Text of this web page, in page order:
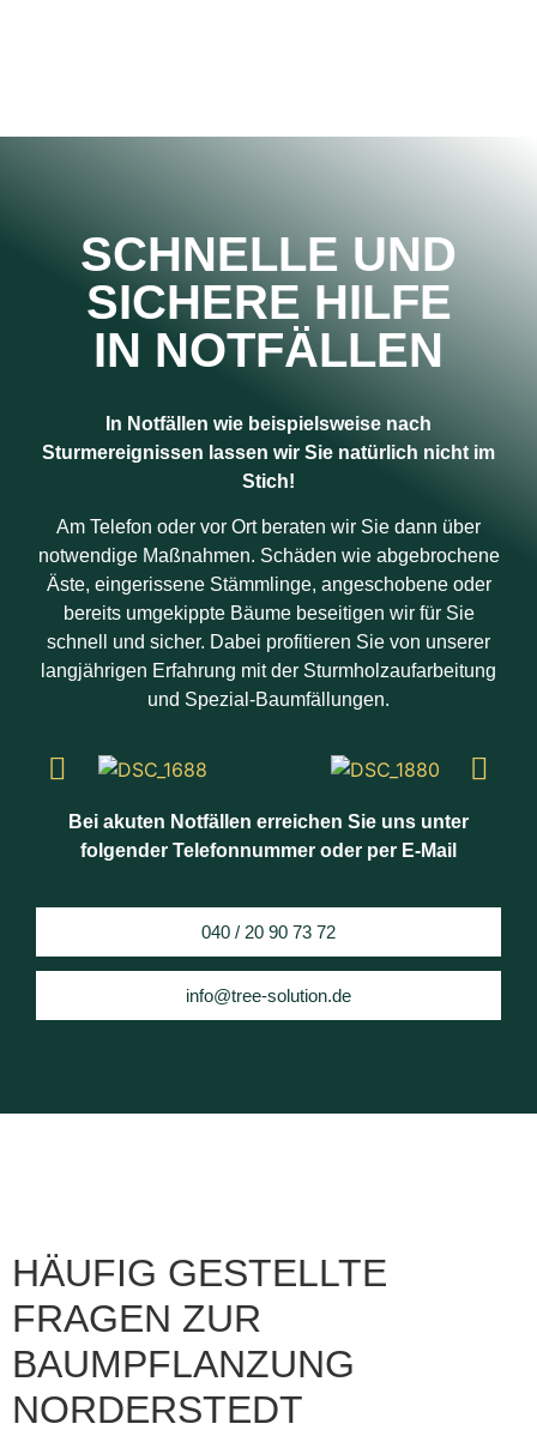
SCHNELLE UND
SICHERE HILFE
IN NOTFÄLLEN
In Notfällen wie beispielsweise nach
Sturmereignissen lassen wir Sie natürlich nicht im
Stich!
Am Telefon oder vor Ort beraten wir Sie dann über
notwendige Maßnahmen. Schäden wie abgebrochene
Äste, eingerissene Stämmlinge, angeschobene oder
bereits umgekippte Bäume beseitigen wir für Sie
schnell und sicher. Dabei profitieren Sie von unserer
langjährigen Erfahrung mit der Sturmholzaufarbeitung
und Spezial-Baumfällungen.
Bei akuten Notfällen erreichen Sie uns unter
folgender Telefonnummer oder per E-Mail
040 / 20 90 73 72
info@tree-solution.de
HÄUFIG GESTELLTE
FRAGEN ZUR
BAUMPFLANZUNG
NORDERSTEDT